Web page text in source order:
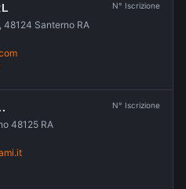
48124 Santerno RA
N° Iscrizione
48125 RA
N° Iscrizione